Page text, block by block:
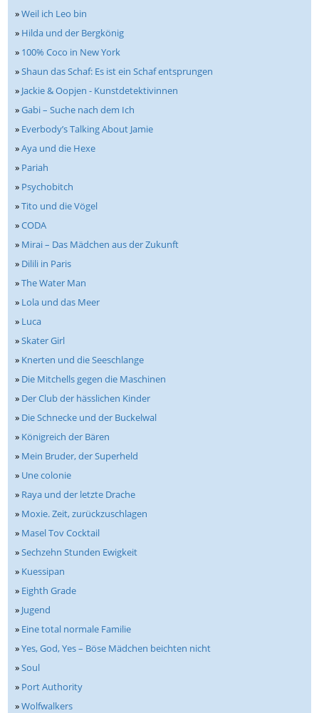
»Weil ich Leo bin
» Hilda und der Bergkönig
» 100% Coco in New York
»Shaun das Schaf: Es ist ein Schaf entsprungen
» Jackie & Oopjen - Kunstdetektivinnen
»Gabi – Suche nach dem Ich
» Everbody’s Talking About Jamie
»Aya und die Hexe
» Pariah
» Psychobitch
»Tito und die Vögel
»CODA
» Mirai – Das Mädchen aus der Zukunft
» Dilili in Paris
»The Water Man
» Lola und das Meer
» Luca
»Skater Girl
» Knerten und die Seeschlange
» Die Mitchells gegen die Maschinen
» Der Club der hässlichen Kinder
» Die Schnecke und der Buckelwal
» Königreich der Bären
» Mein Bruder, der Superheld
» Une colonie
» Raya und der letzte Drache
» Moxie. Zeit, zurückzuschlagen
» Masel Tov Cocktail
»Sechzehn Stunden Ewigkeit
» Kuessipan
» Eighth Grade
» Jugend
» Eine total normale Familie
»Yes, God, Yes – Böse Mädchen beichten nicht
»Soul
» Port Authority
»Wolfwalkers